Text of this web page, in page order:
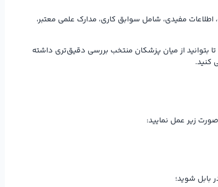
مفیدی، شامل سوابق کاری، مدارک علمی معتبر،
بتوانید از میان پزشکان منتخب بررسی دقیق‌تری داشته
کنید.
زیر عمل نمایید:
بابل شوید؛